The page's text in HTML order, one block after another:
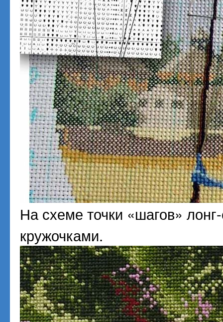
На схеме точки «шагов»
кружочками.